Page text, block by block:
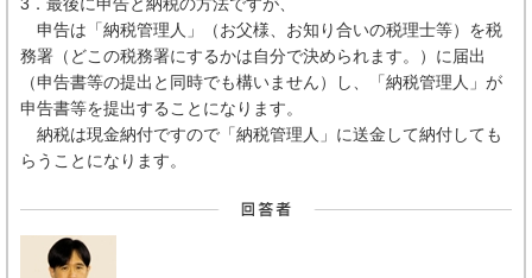
申告は「納税管理人」（お父様、お知り合いの税理士等）を税
務署（どこの税務署にするかは自分で決められます。）に届出
（申告書等の提出と同時でも構いません）し、「納税管理人」が
申告書等を提出することになります。
納税は現金納付ですので「納税管理人」に送金して納付しても
らうことになります。